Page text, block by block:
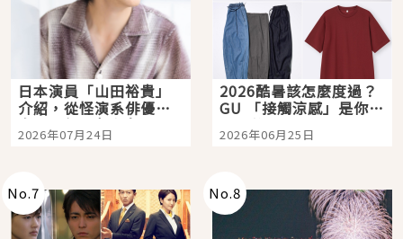
日本演員「山田裕貴」
介紹，從怪演系俳優走
向國民級日劇主角
2026年07月24日
2026酷暑該怎麼度過？
GU 「接觸涼感」是你的
夏日救星
2026年06月25日
No.7 No.8